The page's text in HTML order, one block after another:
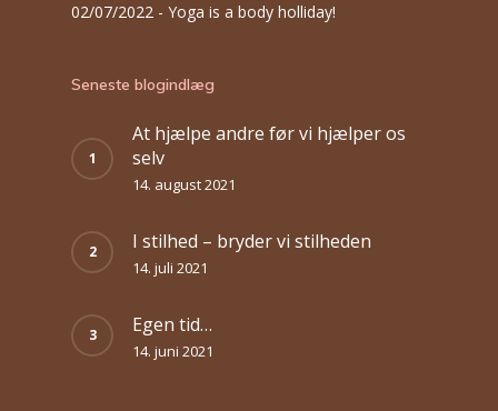
02/07/2022 - Yoga is a body holliday!
Seneste blogindlæg
At hjælpe andre før vi hjælper os
selv
14. august 2021
I stilhed – bryder vi stilheden
14. juli 2021
Egen tid…
14. juni 2021